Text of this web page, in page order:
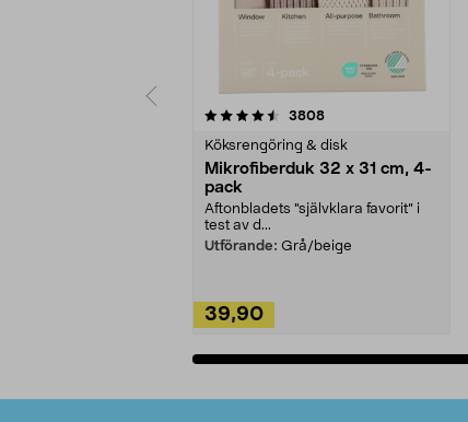
3808recensioner
Köksrengöring & disk
Mikrofiberduk 32 x 31 cm, 4-
pack
Aftonbladets "självklara favorit” i
test av d...
Utförande: Grå/beige
39,90
4.0av 5 stjärnor